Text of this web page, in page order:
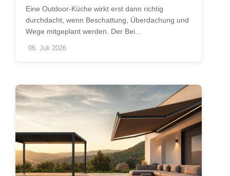
Eine Outdoor-Küche wirkt erst dann richtig
durchdacht, wenn Beschattung, Überdachung und
Wege mitgeplant werden. Der Bei...
06. Juli 2026